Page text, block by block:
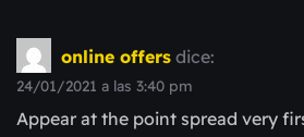
online offers dice:
24/01/2021 a las 3:40 pm
Appear at the point spread very